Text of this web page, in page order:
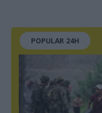
POPULAR 24H